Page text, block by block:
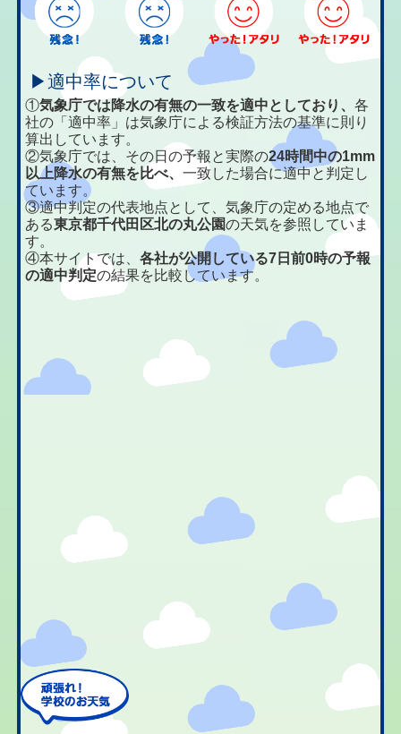
▶適中率について
①気象庁では降水の有無の一致を適中としており、各
社の「適中率」は気象庁による検証方法の基準に則り
算出しています。
②気象庁では、その日の予報と実際の24時間中の1mm
以上降水の有無を比べ、一致した場合に適中と判定し
ています。
③適中判定の代表地点として、気象庁の定める地点で
ある東京都千代田区北の丸公園の天気を参照していま
す。
④本サイトでは、各社が公開している7日前0時の予報
の適中判定の結果を比較しています。